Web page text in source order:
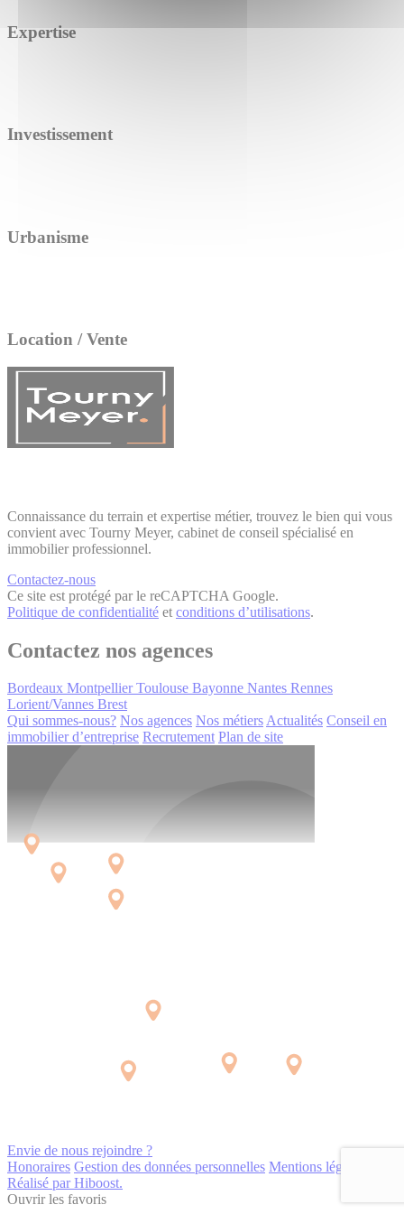
Expertise
Investissement
Urbanisme
Location / Vente
Connaissance du terrain et expertise métier, trouvez le bien qui vous
convient avec Tourny Meyer, cabinet de conseil spécialisé en
immobilier professionnel.
Contactez-nous
Ce site est protégé par le reCAPTCHA Google.
Politique de confidentialité et conditions d’utilisations.
Contactez nos agences
Bordeaux Montpellier Toulouse Bayonne Nantes Rennes
Lorient/Vannes Brest
Qui sommes-nous? Nos agences Nos métiersActualités Conseil en
immobilier d’entreprise Recrutement Plan de site
Envie de nous rejoindre ?
Honoraires Gestion des données personnelles Mentions légales
Réalisé par Hiboost.
Ouvrir les favoris